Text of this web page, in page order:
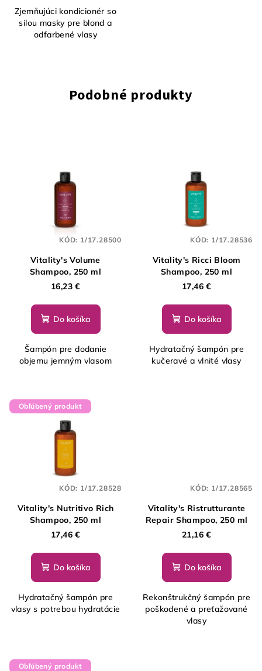
Zjemňujúci kondicionér so
silou masky pre blond a
odfarbené vlasy
Podobné produkty
Vitality's Volume
Shampoo, 250 ml
16,23 €
Do košíka
Šampón pre dodanie
objemu jemným vlasom
KÓD: 1/17.28500
Vitality's Ricci Bloom
Shampoo, 250 ml
17,46 €
Do košíka
Hydratačný šampón pre
kučeravé a vlnité vlasy
KÓD: 1/17.28536
Obľúbený produkt
Vitality's Nutritivo Rich
Shampoo, 250 ml
17,46 €
Do košíka
Hydratačný šampón pre
vlasy s potrebou hydratácie
KÓD: 1/17.28528
Vitality's Ristrutturante
Repair Shampoo, 250 ml
21,16 €
Do košíka
Rekonštrukčný šampón pre
poškodené a preťažované
vlasy
KÓD: 1/17.28565
Obľúbený produkt